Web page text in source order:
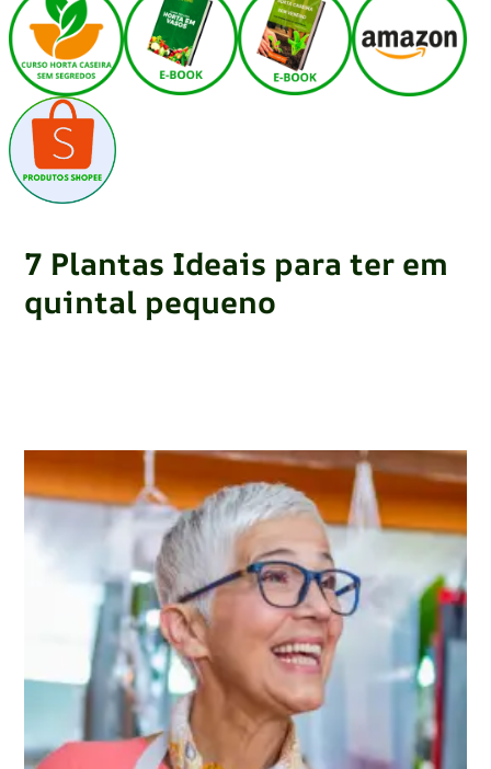
7 Plantas Ideais para ter em
quintal pequeno